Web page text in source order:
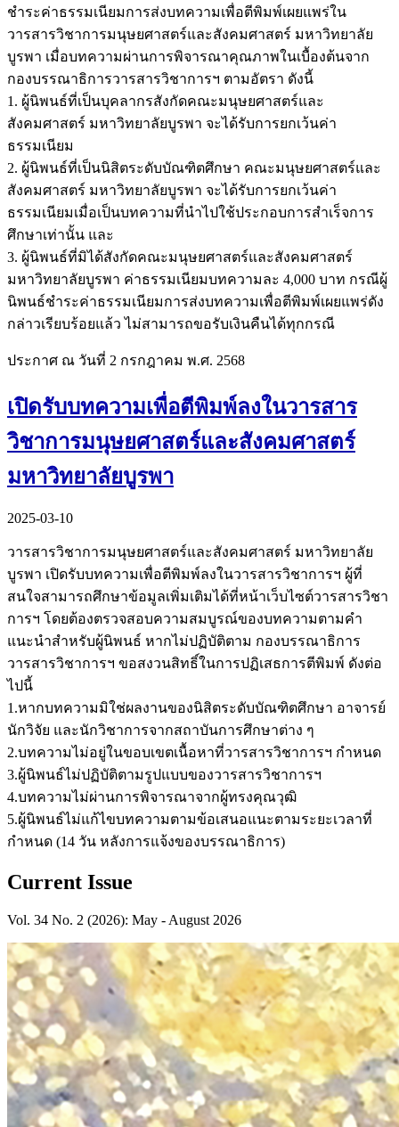
ชำระค่าธรรมเนียมการส่งบทความเพื่อตีพิมพ์เผยแพร่ใน
วารสารวิชาการมนุษยศาสตร์และสังคมศาสตร์ มหาวิทยาลัย
บูรพา เมื่อบทความผ่านการพิจารณาคุณภาพในเบื้องต้นจาก
กองบรรณาธิการวารสารวิชาการฯ ตามอัตรา ดังนี้
1. ผู้นิพนธ์ที่เป็นบุคลากรสังกัดคณะมนุษยศาสตร์และ
สังคมศาสตร์ มหาวิทยาลัยบูรพา จะได้รับการยกเว้นค่า
ธรรมเนียม
2. ผู้นิพนธ์ที่เป็นนิสิตระดับบัณฑิตศึกษา คณะมนุษยศาสตร์และ
สังคมศาสตร์ มหาวิทยาลัยบูรพา จะได้รับการยกเว้นค่า
ธรรมเนียมเมื่อเป็นบทความที่นำไปใช้ประกอบการสำเร็จการ
ศึกษาเท่านั้น และ
3. ผู้นิพนธ์ที่มิได้สังกัดคณะมนุษยศาสตร์และสังคมศาสตร์
มหาวิทยาลัยบูรพา ค่าธรรมเนียมบทความละ 4,000 บาท กรณีผู้
นิพนธ์ชำระค่าธรรมเนียมการส่งบทความเพื่อตีพิมพ์เผยแพร่ดัง
กล่าวเรียบร้อยแล้ว ไม่สามารถขอรับเงินคืนได้ทุกกรณี
ประกาศ ณ วันที่ 2 กรกฎาคม พ.ศ. 2568
เปิดรับบทความเพื่อตีพิมพ์ลงในวารสาร
วิชาการมนุษยศาสตร์และสังคมศาสตร์
มหาวิทยาลัยบูรพา
2025-03-10
วารสารวิชาการมนุษยศาสตร์และสังคมศาสตร์ มหาวิทยาลัย
บูรพา เปิดรับบทความเพื่อตีพิมพ์ลงในวารสารวิชาการฯ ผู้ที่
สนใจสามารถศึกษาข้อมูลเพิ่มเติมได้ที่หน้าเว็บไซต์วารสารวิชา
การฯ โดยต้องตรวจสอบความสมบูรณ์ของบทความตามคำ
แนะนำสำหรับผู้นิพนธ์ หากไม่ปฏิบัติตาม กองบรรณาธิการ
วารสารวิชาการฯ ขอสงวนสิทธิ์ในการปฏิเสธการตีพิมพ์ ดังต่อ
ไปนี้
1.หากบทความมิใช่ผลงานของนิสิตระดับบัณฑิตศึกษา อาจารย์
นักวิจัย และนักวิชาการจากสถาบันการศึกษาต่าง ๆ
2.บทความไม่อยู่ในขอบเขตเนื้อหาที่วารสารวิชาการฯ กำหนด
3.ผู้นิพนธ์ไม่ปฏิบัติตามรูปแบบของวารสารวิชาการฯ
4.บทความไม่ผ่านการพิจารณาจากผู้ทรงคุณวุฒิ
5.ผู้นิพนธ์ไม่แก้ไขบทความตามข้อเสนอแนะตามระยะเวลาที่
กำหนด (14 วัน หลังการแจ้งของบรรณาธิการ)
Current Issue
Vol. 34 No. 2 (2026): May - August 2026